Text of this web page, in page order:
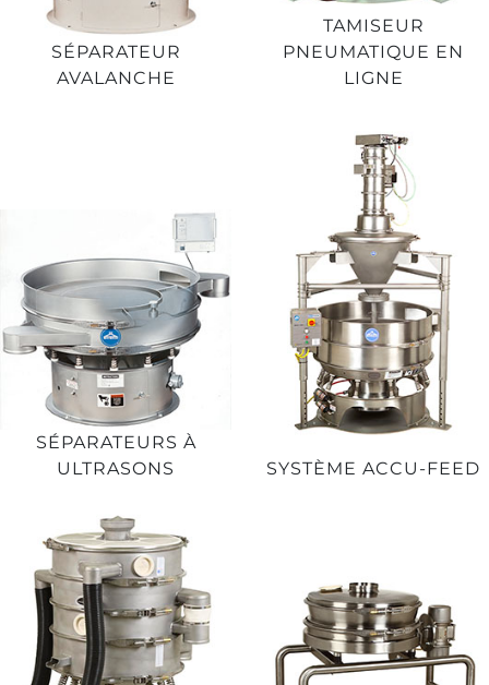
SÉPARATEUR
AVALANCHE
TAMISEUR
PNEUMATIQUE EN
LIGNE
SÉPARATEURS À
ULTRASONS
SYSTÈME ACCU-FEED